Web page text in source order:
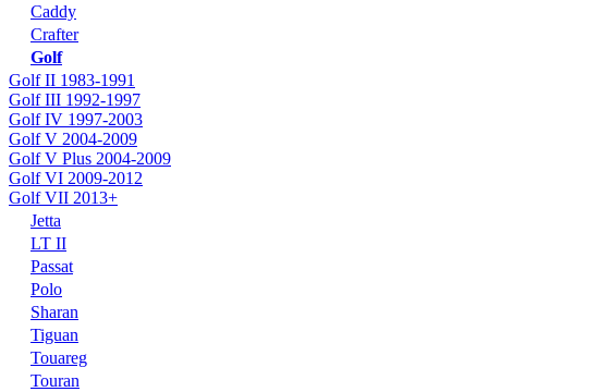
Caddy
Crafter
Golf
Golf II 1983-1991
Golf III 1992-1997
Golf IV 1997-2003
Golf V 2004-2009
Golf V Plus 2004-2009
Golf VI 2009-2012
Golf VII 2013+
Jetta
LT II
Passat
Polo
Sharan
Tiguan
Touareg
Touran